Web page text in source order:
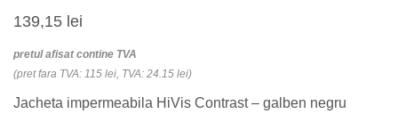
139,15 lei
pretul afisat contine TVA
(pret fara TVA: 115 lei, TVA: 24.15 lei)
Jacheta impermeabila HiVis Contrast – galben negru